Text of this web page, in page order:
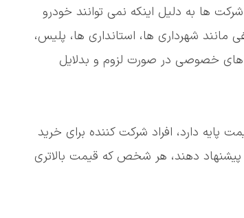
ها به دلیل اینکه نمی توانند خودرو
مانند شهرداری ها، استانداری ها، پلیس،
های خصوصی در صورت لزوم و بدلایل
پایه دارد، افراد شرکت کننده برای خرید
پیشنهاد دهند، هر شخص که قیمت بالاتری